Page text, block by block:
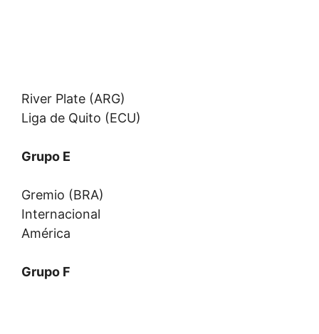
River Plate (ARG)
Liga de Quito (ECU)
Grupo E
Gremio (BRA)
Internacional
América
Grupo F